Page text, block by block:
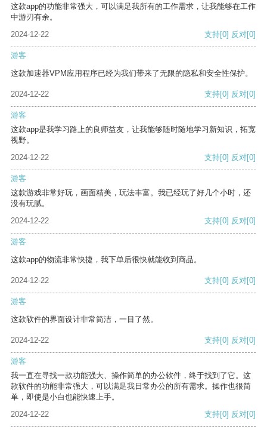
这款app的功能非常强大，可以满足我所有的工作需求，让我能够在工作
中游刃有余。
2024-12-22
支持[0] 反对[0]
游客
这款加速器VPM应用程序已经为我们带来了无限的隐私和安全性保护。
2024-12-22 支持[0] 反对[0]
游客
这款app是我学习路上的良师益友，让我能够随时随地学习新知识，拓宽
视野。
2024-12-22
支持[0] 反对[0]
游客
这款游戏非常好玩，画面精美，玩法丰富。我已经玩了好几个小时，还
没有玩腻。
2024-12-22
支持[0] 反对[0]
游客
这款app的物流非常快捷，我下单后很快就能收到商品。
2024-12-22 支持[0] 反对[0]
游客
这款软件的界面设计非常简洁，一目了然。
2024-12-22 支持[0] 反对[0]
游客
我一直在寻找一款功能强大、操作简单的办公软件，终于找到了它。这
款软件的功能非常强大，可以满足我日常办公的所有需求。操作也很简
单，即使是小白也能快速上手。
2024-12-22
支持[0] 反对[0]